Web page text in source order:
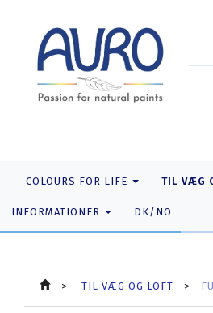
COLOURS FOR LIFE TIL VÆG
INFORMATIONER DK/NO
TIL VÆG OG LOFT